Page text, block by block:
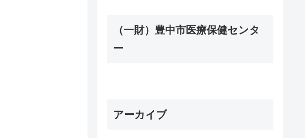
（一財）豊中市医療保健センタ
ー
アーカイブ